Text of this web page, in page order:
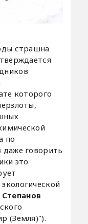
страшна
которого
по
даже говорить
это
(Земля)").